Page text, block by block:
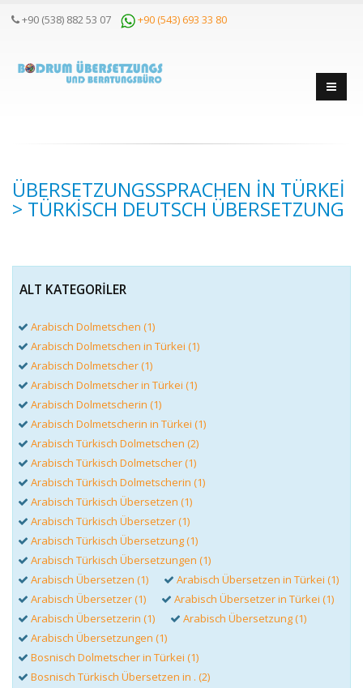
+90 (538) 882 53 07 +90 (543) 693 33 80
ÜBERSETZUNGSSPRACHEN IN TÜRKEI
> TÜRKISCH DEUTSCH ÜBERSETZUNG
ALT KATEGORILER
Arabisch Dolmetschen (1)
Arabisch Dolmetschen in Türkei (1)
Arabisch Dolmetscher (1)
Arabisch Dolmetscher in Türkei (1)
Arabisch Dolmetscherin (1)
Arabisch Dolmetscherin in Türkei (1)
Arabisch Türkisch Dolmetschen (2)
Arabisch Türkisch Dolmetscher (1)
Arabisch Türkisch Dolmetscherin (1)
Arabisch Türkisch Übersetzen (1)
Arabisch Türkisch Übersetzer (1)
Arabisch Türkisch Übersetzung (1)
Arabisch Türkisch Übersetzungen (1)
Arabisch Übersetzen (1)
Arabisch Übersetzen in Türkei (1)
Arabisch Übersetzer (1)
Arabisch Übersetzer in Türkei (1)
Arabisch Übersetzerin (1)
Arabisch Übersetzung (1)
Arabisch Übersetzungen (1)
Bosnisch Dolmetscher in Türkei (1)
Bosnisch Türkisch Übersetzen in . (2)